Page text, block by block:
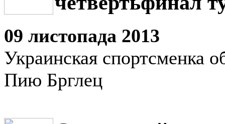
09 листопада 2013
Украинская спортсменка
Пию Брглец